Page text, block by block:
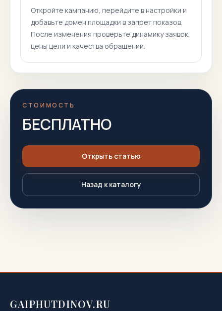
Откройте кампанию, перейдите в настройки и
добавьте домен площадки в запрет показов.
После изменения проверьте динамику заявок,
цены цели и качества обращений.
Получение материала
СТОИМОСТЬ
БЕСПЛАТНО
Открыть статью
Назад к каталогу
GAIPHUTDINOV.RU